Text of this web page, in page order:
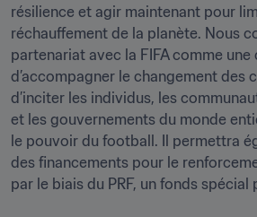
résilience et agir maintenant pour
réchauffement de la planète. Nous
partenariat avec la FIFA comme une
d’accompagner le changement des
d’inciter les individus, les
et les gouvernements du monde
le pouvoir du football. Il permettra
des financements pour le
par le biais du PRF, un fonds spécial